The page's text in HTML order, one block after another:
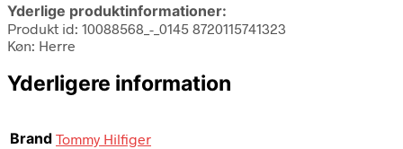
Yderlige produktinformationer:
Produkt id: 10088568_-_0145 8720115741323
Køn: Herre
Yderligere information
Brand Tommy Hilfiger